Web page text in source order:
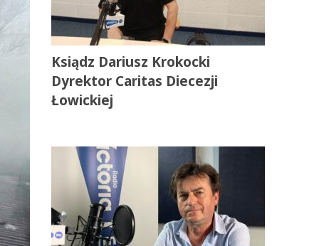
Ksiądz Dariusz Krokocki
Dyrektor Caritas Diecezji
Łowickiej